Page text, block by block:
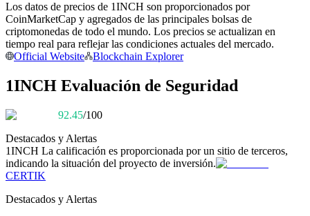
Disfruta del reparto de beneficios y comisiones de copy trading
Información
Análisis de big data que incluye información comercial, etc.
Los datos de precios de 1INCH son proporcionados por
CoinMarketCap y agregados de las principales bolsas de
criptomonedas de todo el mundo. Los precios se actualizan en
tiempo real para reflejar las condiciones actuales del mercado.
Official Website
Blockchain Explorer
1INCH Evaluación de Seguridad
92.45/100
Destacados y Alertas
1INCH La calificación es proporcionada por un sitio de terceros,
indicando la situación del proyecto de inversión.
CERTIK
Destacados y Alertas